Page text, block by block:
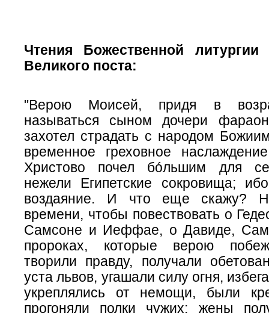
Чтения Божественной литургии
Великого поста:
"Верою Моисей, придя в
называться сыном дочери
захотел страдать с народом
временное греховное
Христово почел бóльшим для
нежели Египетские сокровища;
воздаяние. И что еще скажу?
времени, чтобы повествовать о
Самсоне и Иеффае, о Давиде,
пророках, которые верою
творили правду, получали
уста львов, угашали силу огня,
укреплялись от немощи, были
прогоняли полки чужих; жены